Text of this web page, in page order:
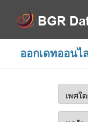
ออกเดทออนไ